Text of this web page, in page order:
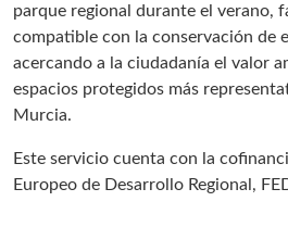
parque regional durante el verano,
compatible con la conservación de
acercando a la ciudadanía el valor
espacios protegidos más
Murcia.
Este servicio cuenta con la
Europeo de Desarrollo Regional,